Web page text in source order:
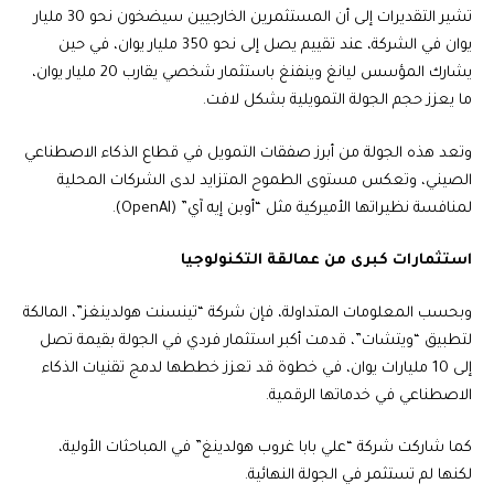
تشير التقديرات إلى أن المستثمرين الخارجيين سيضخون نحو 30 مليار
يوان في الشركة، عند تقييم يصل إلى نحو 350 مليار يوان، في حين
يشارك المؤسس ليانغ وينفنغ باستثمار شخصي يقارب 20 مليار يوان،
ما يعزز حجم الجولة التمويلية بشكل لافت.
وتعد هذه الجولة من أبرز صفقات التمويل في قطاع الذكاء الاصطناعي
الصيني، وتعكس مستوى الطموح المتزايد لدى الشركات المحلية
لمنافسة نظيراتها الأميركية مثل “أوبن إيه آي” (OpenAI).
استثمارات كبرى من عمالقة التكنولوجيا
وبحسب المعلومات المتداولة، فإن شركة “تينسنت هولدينغز”، المالكة
لتطبيق “ويتشات”، قدمت أكبر استثمار فردي في الجولة بقيمة تصل
إلى 10 مليارات يوان، في خطوة قد تعزز خططها لدمج تقنيات الذكاء
الاصطناعي في خدماتها الرقمية.
كما شاركت شركة “علي بابا غروب هولدينغ” في المباحثات الأولية،
لكنها لم تستثمر في الجولة النهائية.